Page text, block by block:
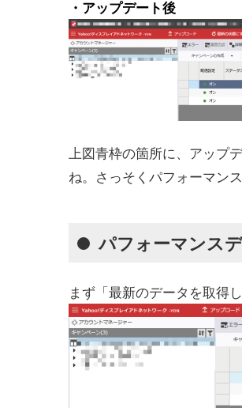
・アップデート後
上図青枠の箇所に、アップ
ね。さっそくパフォーマン
パフォーマンス
まず「最新のデータを取得